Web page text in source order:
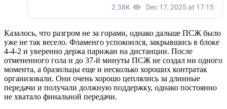
Казалось, что разгром не за горами, однако дальше ПСЖ было
уже не так весело. Фламенго успокоился, закрывшись в блоке
4-4-2 и уверенно держа парижан на дистанции. После
отмененного гола и до 37-й минуты ПСЖ не создал ни одного
момента, а бразильцы еще и несколько хороших контратак
организовали. Они очень хорошо цеплялись за длинные
передачи и получали должную поддержку, однако постоянно
не хватало финальной передачи.